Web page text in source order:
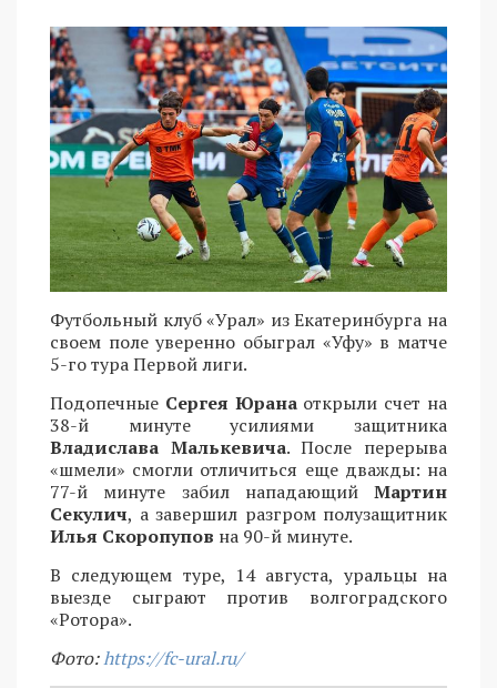
Футбольный клуб «Урал» из Екатеринбурга на
своем поле уверенно обыграл «Уфу» в матче
5-го тура Первой лиги.
Подопечные Сергея Юрана открыли счет на
38-й минуте усилиями защитника
Владислава Малькевича. После перерыва
«шмели» смогли отличиться еще дважды: на
77-й минуте забил нападающий Мартин
Секулич, а завершил разгром полузащитник
Илья Скоропупов на 90-й минуте.
В следующем туре, 14 августа, уральцы на
выезде сыграют против волгоградского
«Ротора».
Фото:https://fc-ural.ru/